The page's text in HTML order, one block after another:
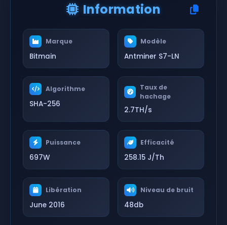
Information
Marque
Bitmain
Modèle
Antminer S7-LN
Algorithme
SHA-256
Taux de
hachage
2.7TH/s
Puissance
697W
Efficacité
258.15 J/Th
Libération
June 2016
Niveau de bruit
48db